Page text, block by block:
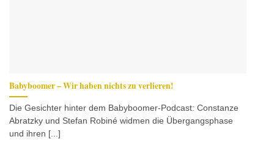
Babyboomer – Wir haben nichts zu verlieren!
Die Gesichter hinter dem Babyboomer-Podcast: Constanze
Abratzky und Stefan Robiné widmen die Übergangsphase
und ihren [...]